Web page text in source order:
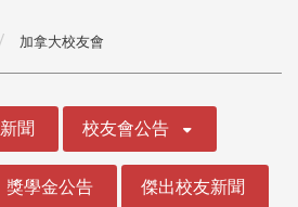
加拿大校友會
聞 校友會公告
獎學金公告 傑出校友新聞